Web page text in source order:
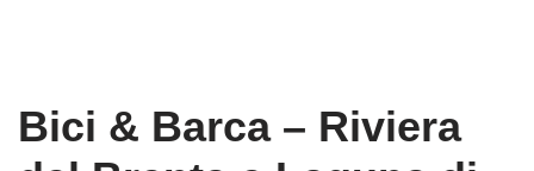
Bici & Barca – Riviera